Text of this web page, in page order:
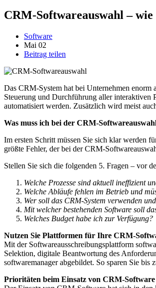
CRM-Softwareauswahl –
Software
Mai 02
Beitrag teilen
Das CRM-System hat bei Unternehmen enorm
Steuerung und Durchführung aller interaktiven
automatisiert werden. Zusätzlich wird meist
Was muss ich bei der CRM-
Im ersten Schritt müssen Sie sich klar werden
größte Fehler, der bei der CRM-
Stellen Sie sich die folgenden 5. Fragen – vor
Welche Prozesse sind aktuell ineffizient
Welche Abläufe fehlen im Betrieb und
Wer soll das CRM-System verwenden
Mit welcher bestehenden Software soll
Welches Budget habe ich zur Verfügung?
Nutzen Sie Plattformen für Ihre CRM-
Mit der Softwareausschreibungsplattform
Selektion, digitale Beantwortung des
softwaremanager abgebildet. So sparen Sie
Prioritäten beim Einsatz von CRM-Software